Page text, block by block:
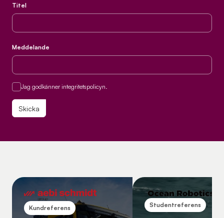
Titel
Meddelande
Samtycke
Jag godkänner integritetspolicyn.
Kundreferens Studentreferens